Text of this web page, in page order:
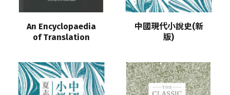
An Encyclopaedia
of Translation
中國現代小說史(新
版)